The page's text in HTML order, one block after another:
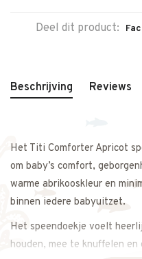
Deel dit product:
Beschrijving Reviews
Het Titi Comforter Apricot
om baby’s comfort,
warme abrikooskleur en
binnen iedere babyuitzet.
Het speendoekje voelt
houden, mee te knuffelen